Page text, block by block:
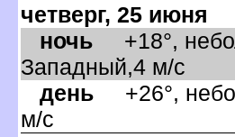
четверг, 25 июня
ночь +18°,
Западный,4 м/с
день +26°,
м/с